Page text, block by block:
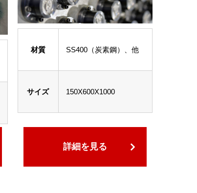
材質 SS400（炭素鋼）、他
サイズ 150X600X1000
詳細を見る